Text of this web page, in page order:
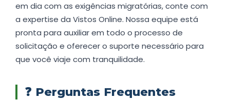
em dia com as exigências migratórias, conte com
a expertise da Vistos Online. Nossa equipe está
pronta para auxiliar em todo o processo de
solicitação e oferecer o suporte necessário para
que você viaje com tranquilidade.
❓ Perguntas Frequentes